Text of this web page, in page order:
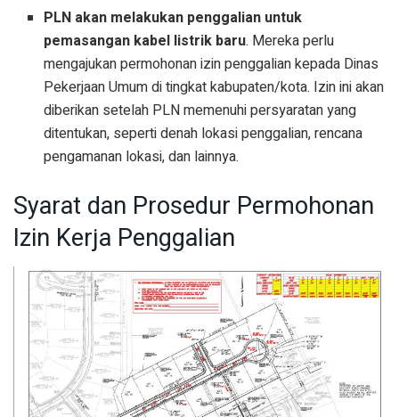
PLN akan melakukan penggalian untuk
pemasangan kabel listrik baru. Mereka perlu
mengajukan permohonan izin penggalian kepada Dinas
Pekerjaan Umum di tingkat kabupaten/kota. Izin ini akan
diberikan setelah PLN memenuhi persyaratan yang
ditentukan, seperti denah lokasi penggalian, rencana
pengamanan lokasi, dan lainnya.
Syarat dan Prosedur Permohonan
Izin Kerja Penggalian